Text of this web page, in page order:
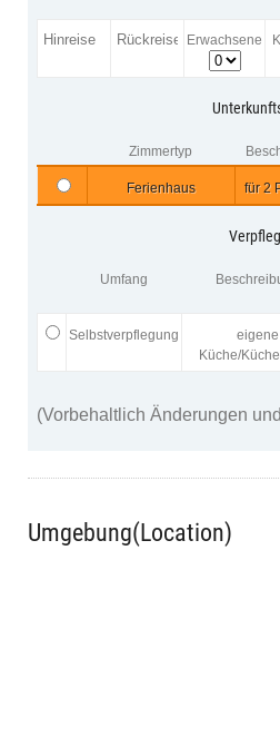
Erwachsene
Zimmertyp
Ferienhaus für 2
Umfang
Selbstverpflegung
eigene
Küche/
(Vorbehaltlich Änderungen
Umgebung(Location)